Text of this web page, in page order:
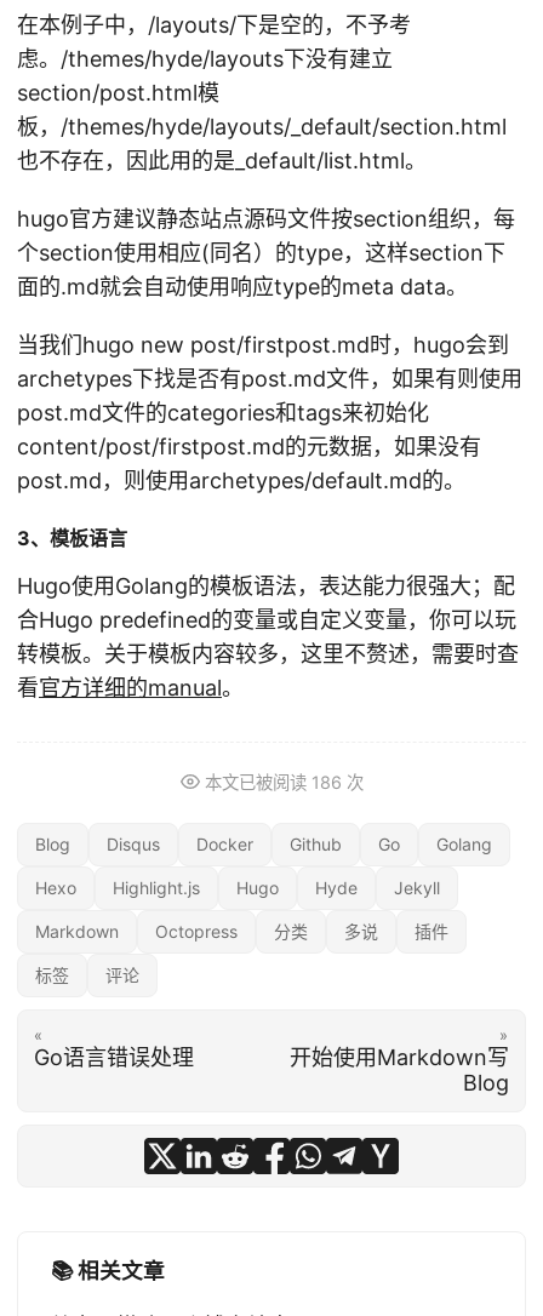
在本例子中，/layouts/下是空的，不予考
虑。/themes/hyde/layouts下没有建立
section/post.html模
板，/themes/hyde/layouts/_default/section.html
也不存在，因此用的是_default/list.html。
hugo官方建议静态站点源码文件按section组织，每
个section使用相应(同名）的type，这样section下
面的.md就会自动使用响应type的meta data。
当我们hugo new post/firstpost.md时，hugo会到
archetypes下找是否有post.md文件，如果有则使用
post.md文件的categories和tags来初始化
content/post/firstpost.md的元数据，如果没有
post.md，则使用archetypes/default.md的。
3、模板语言
Hugo使用Golang的模板语法，表达能力很强大；配
合Hugo predefined的变量或自定义变量，你可以玩
转模板。关于模板内容较多，这里不赘述，需要时查
看官方详细的manual。
本文已被阅读 186 次
Blog Disqus Docker Github Go Golang
Hexo Highlight.js Hugo Hyde Jekyll
Markdown Octopress 分类 多说 插件
标签 评论
«
Go语言错误处理
»
开始使用Markdown写
Blog
📚 相关文章